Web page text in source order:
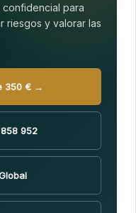
para
riesgos y valorar las
350 € →
952